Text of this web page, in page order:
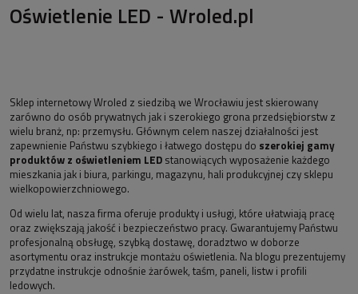
Oświetlenie LED - Wroled.pl
Sklep internetowy Wroled z siedzibą we Wrocławiu jest skierowany
zarówno do osób prywatnych jak i szerokiego grona przedsiębiorstw z
wielu branż, np: przemysłu. Głównym celem naszej działalności jest
zapewnienie Państwu szybkiego i łatwego dostępu do szerokiej gamy
produktów z oświetleniem LED stanowiących wyposażenie każdego
mieszkania jak i biura, parkingu, magazynu, hali produkcyjnej czy sklepu
wielkopowierzchniowego.
Od wielu lat, nasza firma oferuje produkty i usługi, które ułatwiają pracę
oraz zwiększają jakość i bezpieczeństwo pracy. Gwarantujemy Państwu
profesjonalną obsługę, szybką dostawę, doradztwo w doborze
asortymentu oraz instrukcje montażu oświetlenia. Na blogu prezentujemy
przydatne instrukcje odnośnie żarówek, taśm, paneli, listw i profili
ledowych.